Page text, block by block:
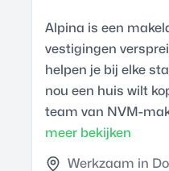
Alpina is een
vestigingen
helpen je bij elke
nou een huis wilt
team van NVM-
meer bekijken
Werkzaam in